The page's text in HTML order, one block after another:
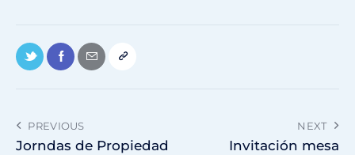
PREVIOUS
Jorndas de Propiedad
NEXT
Invitación mesa